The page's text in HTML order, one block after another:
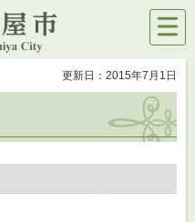
メニ
ュー
更新日：2015年7月1日